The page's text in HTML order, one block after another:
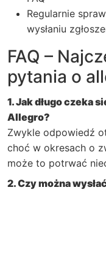
Regularnie
wysłaniu
FAQ –
pytania o
1. Jak długo czeka
Allegro?
Zwykle odpowiedź
choć w okresach o
może to potrwać
2. Czy można